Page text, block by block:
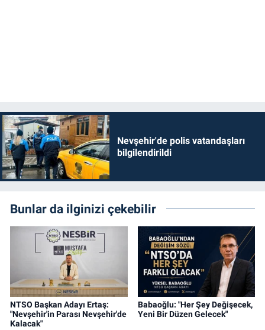
Nevşehir'de polis vatandaşları
bilgilendirildi
Bunlar da ilginizi çekebilir
NTSO Başkan Adayı Ertaş:
"Nevşehir'in Parası Nevşehir'de
Kalacak"
Babaoğlu: "Her Şey Değişecek,
Yeni Bir Düzen Gelecek"